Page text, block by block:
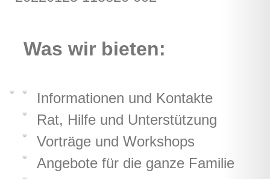
Was wir bieten:
Informationen und Kontakte
Rat, Hilfe und Unterstützung
Vorträge und Workshops
Angebote für die ganze Familie